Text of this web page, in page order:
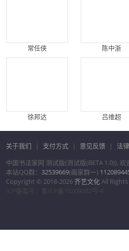
常任侠 陈中浙
徐邦达 吕维超
关于我们 | 支付方式 | 意见反馈 | 法
中国书法家网 测试版(测试版(BETA 1.0)), 欢
本站QQ群： 32539669(画家群一)
Copyright © 2018-2026 齐艺文化All